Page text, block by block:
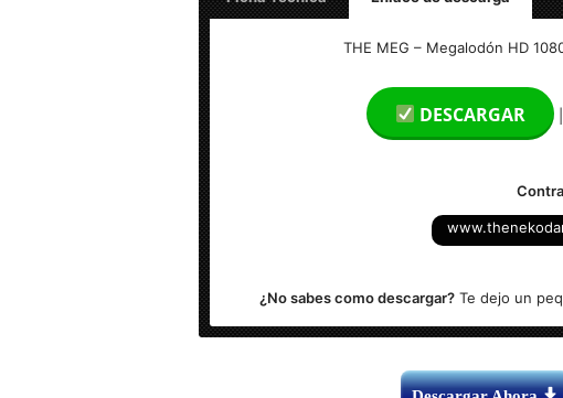
Calidad: HD 1080p (Bluray Rip) Excelente
THE MEG – Megalodón HD
DESCARGAR |
¿No sabes como descargar? Te dejo un